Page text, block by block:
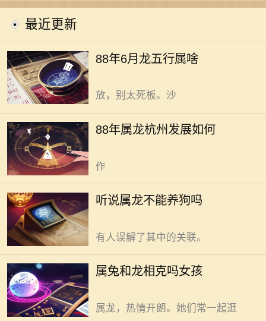
最近更新
88年6月龙五行属啥
龙之人，性格里带着股沉稳劲儿，做
事有板有眼。但生活里一些小细节，
放，别太死板。沙
88年属龙杭州发展如何
88年属龙者，杭州发展，破局有
道且机遇与挑战并存。 那座城的
时代新声，卷着钱塘江的浪。千年诗
意，荡着西湖的水。对88年属龙的你
而言，这繁华背后，挑战暗藏。别
作
听说属龙不能养狗吗
属龙能养狗，这说法有凭有据。
听说属龙不能养狗？这说法听着玄
源于天干地支与阴阳五行。龙，传统
中是尊贵吉祥的代表。狗，忠诚友
善，乃人类挚友。二者，一在天，一
有人误解了其中的关联。
属兔和龙相克吗女孩
属兔和龙的女孩并不相克，别让
无稽之谈扰乱心绪。 老一辈常说
鹿。龙霸气如九天神物。有人便觉得
二者犯冲。也许这只是传统观念里的
简单归类。哪能真决定两人关系。有
属龙，热情开朗。她们常一起逛
今年属龙人运气稳中藏变，顺势
而为可获顺遂。 乱窜的气流裹着
从吱呀响的入户门往屋里钻。人缩脖